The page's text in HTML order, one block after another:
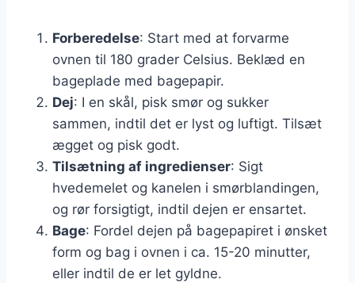
Forberedelse: Start med at forvarme
ovnen til 180 grader Celsius. Beklæd en
bageplade med bagepapir.
Dej: I en skål, pisk smør og sukker
sammen, indtil det er lyst og luftigt. Tilsæt
ægget og pisk godt.
Tilsætning af ingredienser: Sigt
hvedemelet og kanelen i smørblandingen,
og rør forsigtigt, indtil dejen er ensartet.
Bage: Fordel dejen på bagepapiret i ønsket
form og bag i ovnen i ca. 15-20 minutter,
eller indtil de er let gyldne.